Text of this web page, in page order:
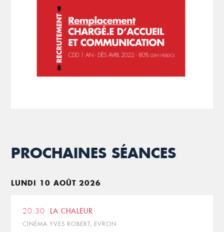
PROCHAINES SÉANCES
LUNDI 10 AOÛT 2026
20:30 LA CHALEUR
CINÉMA YVES ROBERT, EVRON